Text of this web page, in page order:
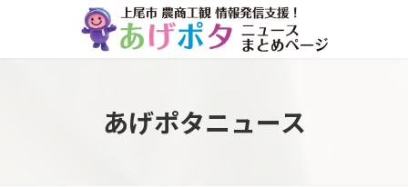
ン
ー
あげポタニュース